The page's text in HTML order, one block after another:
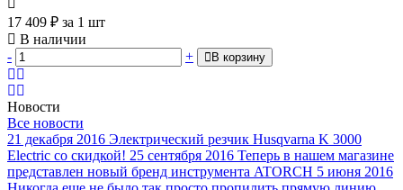
17 409 ₽ за 1 шт
В наличии
-
+ В корзину
Новости
Все новости
21 декабря 2016 Электрический резчик Husqvarna K 3000
Electric со скидкой! 25 сентября 2016 Теперь в нашем магазине
представлен новый бренд инструмента ATORCH 5 июня 2016